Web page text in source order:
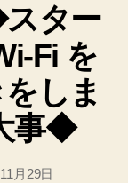
ター
Fi を
しま
事◆
月29日